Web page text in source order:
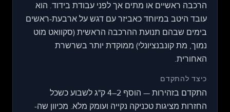
הרכבה ראשיים או מתים אך לפני עבודת בידוד. הוא
עובד היטב במיוחד כאביזר עם דגש על ארבעת-ראשים
בימים שבהם תנועת ההרכבה הראשית (סקוואט מוט
נמוך, מת קונבנציונלי) ממוקדת יותר בשרשרת
האחורית.
כיצד להתקדם
התקדם בזהירות — הוסף 2–4 ק"ג לשבוע כשכל
החזרות מציגות טכניקה נקייה ועומק מלא. מכיוון שה-